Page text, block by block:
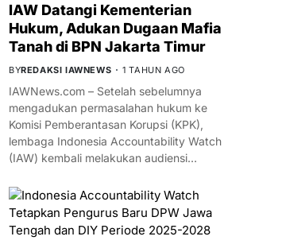
IAW Datangi Kementerian
Hukum, Adukan Dugaan Mafia
Tanah di BPN Jakarta Timur
BYREDAKSI IAWNEWS 1 TAHUN AGO
IAWNews.com – Setelah sebelumnya
mengadukan permasalahan hukum ke
Komisi Pemberantasan Korupsi (KPK),
lembaga Indonesia Accountability Watch
(IAW) kembali melakukan audiensi…